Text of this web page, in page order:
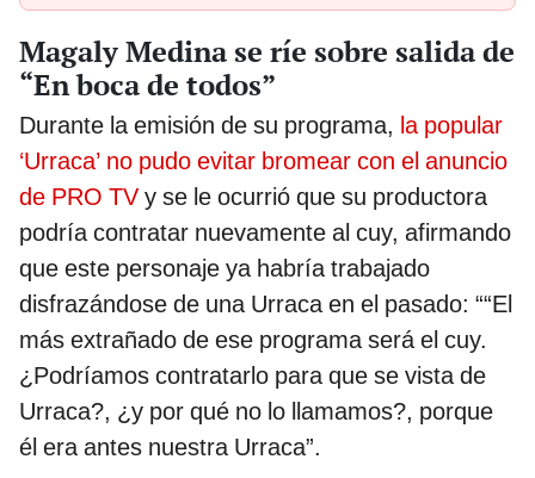
Magaly Medina se ríe sobre salida de
“En boca de todos”
Durante la emisión de su programa, la popular
‘Urraca’ no pudo evitar bromear con el anuncio
de PRO TV y se le ocurrió que su productora
podría contratar nuevamente al cuy, afirmando
que este personaje ya habría trabajado
disfrazándose de una Urraca en el pasado: ““El
más extrañado de ese programa será el cuy.
¿Podríamos contratarlo para que se vista de
Urraca?, ¿y por qué no lo llamamos?, porque
él era antes nuestra Urraca”.